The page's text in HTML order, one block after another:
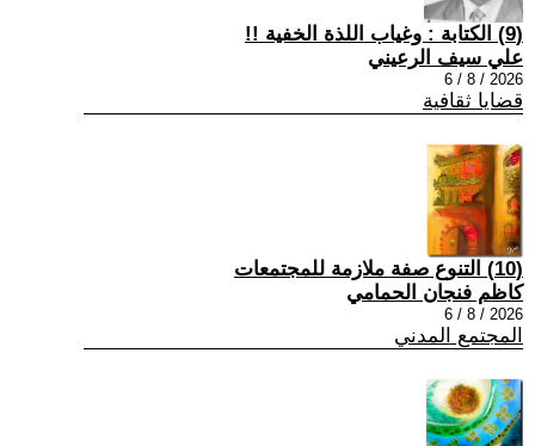
(9) الكتابة : وغياب اللذة الخفية !!
علي سيف الرعيني
2026 / 8 / 6
قضايا ثقافية
(10) التنوع صفة ملازمة للمجتمعات
كاظم فنجان الحمامي
2026 / 8 / 6
المجتمع المدني